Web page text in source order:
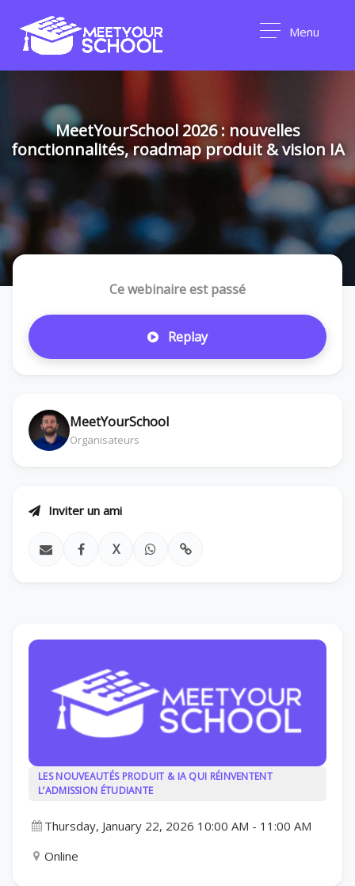
Menu
MeetYourSchool 2026 : nouvelles
fonctionnalités, roadmap produit & vision IA
LES NOUVEAUTÉS PRODUIT & IA QUI RÉINVENTENT
L’ADMISSION ÉTUDIANTE
Thursday, January 22, 2026 10:00 AM - 11:00 AM
Online
Ce webinaire est passé
Replay
MeetYourSchool
Organisateurs
Inviter un ami
X